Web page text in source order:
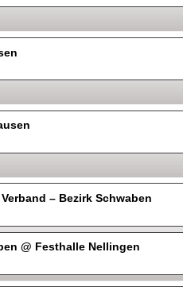
– Bezirk Schwaben
@ Festhalle Nellingen